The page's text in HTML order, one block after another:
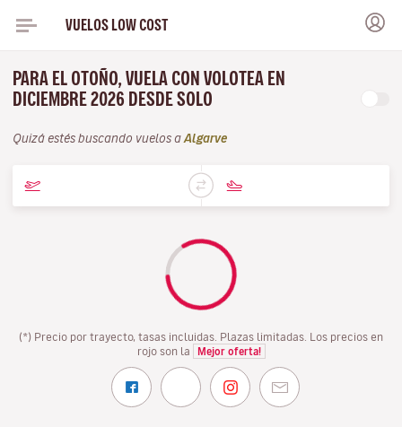
VUELOS LOW COST
PARA EL OTOÑO, VUELA CON VOLOTEA EN
DICIEMBRE 2026 DESDE SOLO
Quizá estés buscando vuelos a Algarve
(*) Precio por trayecto, tasas incluidas. Plazas limitadas. Los precios en
rojo son la
Mejor oferta!